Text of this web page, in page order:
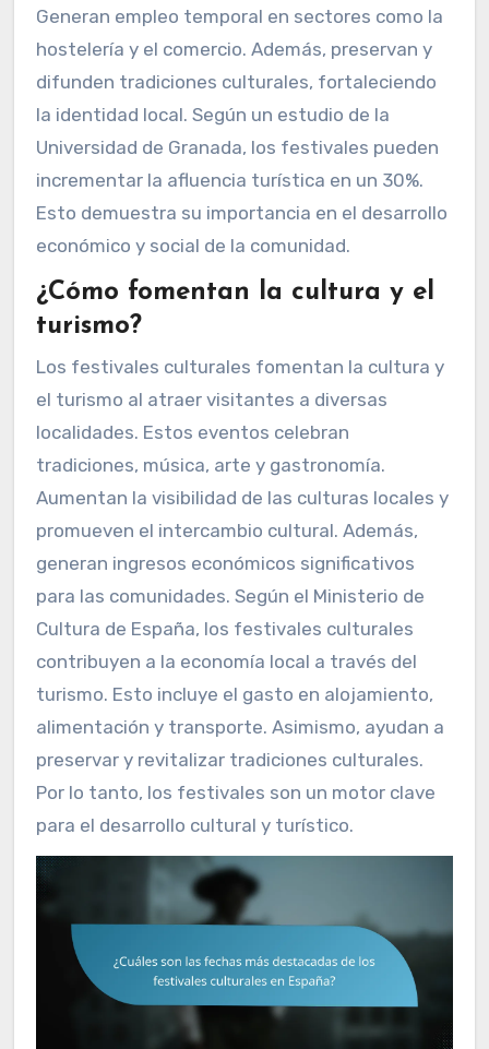
Generan empleo temporal en sectores como la
hostelería y el comercio. Además, preservan y
difunden tradiciones culturales, fortaleciendo
la identidad local. Según un estudio de la
Universidad de Granada, los festivales pueden
incrementar la afluencia turística en un 30%.
Esto demuestra su importancia en el desarrollo
económico y social de la comunidad.
¿Cómo fomentan la cultura y el
turismo?
Los festivales culturales fomentan la cultura y
el turismo al atraer visitantes a diversas
localidades. Estos eventos celebran
tradiciones, música, arte y gastronomía.
Aumentan la visibilidad de las culturas locales y
promueven el intercambio cultural. Además,
generan ingresos económicos significativos
para las comunidades. Según el Ministerio de
Cultura de España, los festivales culturales
contribuyen a la economía local a través del
turismo. Esto incluye el gasto en alojamiento,
alimentación y transporte. Asimismo, ayudan a
preservar y revitalizar tradiciones culturales.
Por lo tanto, los festivales son un motor clave
para el desarrollo cultural y turístico.